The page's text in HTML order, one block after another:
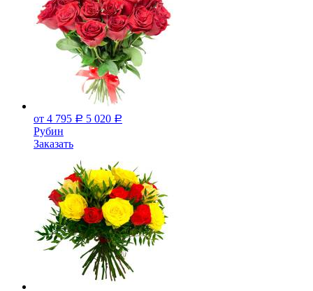
от 4 795 Р 5 020 Р
Рубин
Заказать